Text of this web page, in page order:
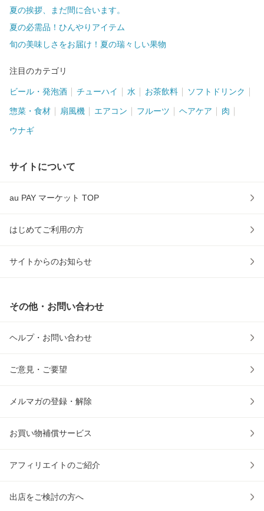
夏の挨拶、まだ間に合います。
夏の必需品！ひんやりアイテム
旬の美味しさをお届け！夏の瑞々しい果物
注目のカテゴリ
ビール・発泡酒 チューハイ 水 お茶飲料 ソフトドリンク
惣菜・食材 扇風機 エアコン フルーツ ヘアケア 肉
ウナギ
サイトについて
au PAY マーケット TOP
はじめてご利用の方
サイトからのお知らせ
その他・お問い合わせ
ヘルプ・お問い合わせ
ご意見・ご要望
メルマガの登録・解除
お買い物補償サービス
アフィリエイトのご紹介
出店をご検討の方へ